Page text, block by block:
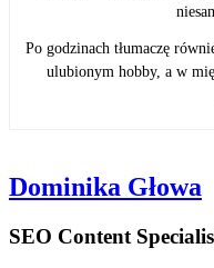
Po godzinach tłumaczę
ulubionym hobby, a w
Dominika Głowa
SEO Content